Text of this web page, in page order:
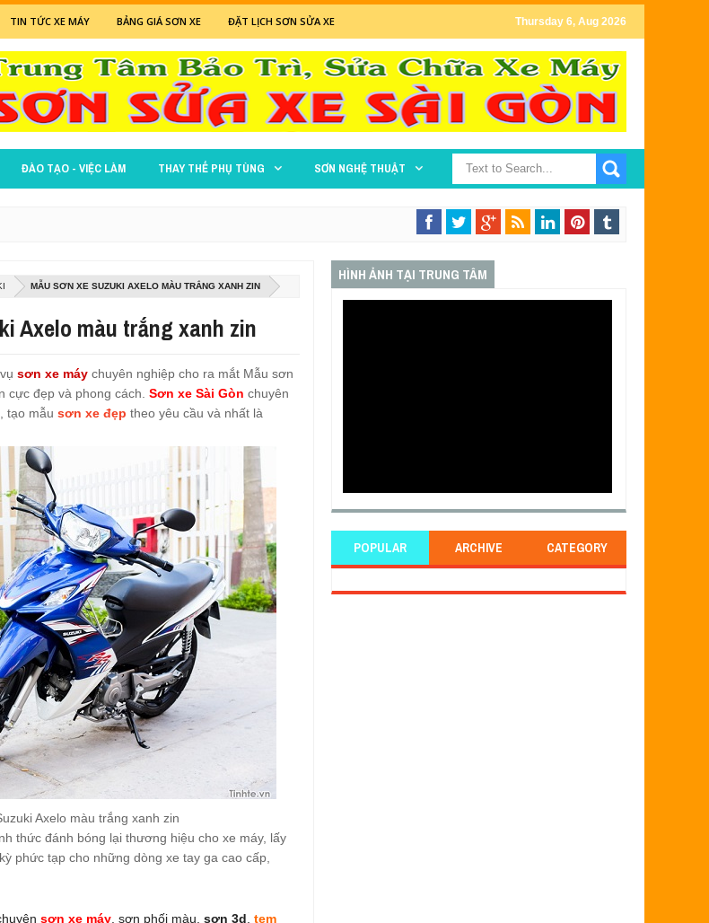
TIN TỨC XE MÁY BẢNG GIÁ SƠN XE ĐẶT LỊCH SƠN SỬA XE Thursday 6, Aug 2026
ĐÀO TẠO - VIỆC LÀM THAY THẾ PHỤ TÙNG SƠN NGHỆ THUẬT
ĐEN NHÁM
MẪU SƠN XE SUZUKI AXELO MÀU TRẮNG XANH ZIN
Axelo màu trắng xanh zin
vụsơn xe máy chuyên nghiệp cho ra mắt Mẫu sơn
cực đẹp và phong cách.Sơn xe Sài Gòn chuyên
tạo mẫusơn xe đẹp theo yêu cầu và nhất là
Axelo màu trắng xanh zin
thức đánh bóng lại thương hiệu cho xe máy, lấy
phức tạp cho những dòng xe tay ga cao cấp,
sơn xe máy , sơn phối màu, sơn 3d tem
HÌNH ẢNH TẠI TRUNG TÂM
POPULAR ARCHIVE CATEGORY